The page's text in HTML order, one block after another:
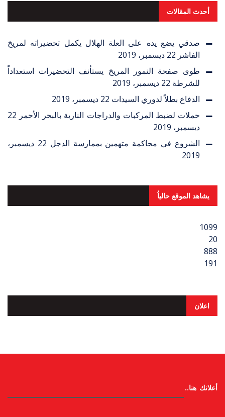
أحدث المقالات
صدقي يضع يده على العلة الهلال يكمل تحضيراته لمريخ
الفاشر 22 ديسمبر، 2019
طوى صفحة النمور المريخ يستأنف التحضيرات استعداداً
للشرطة 22 ديسمبر، 2019
الدفاع بطلاً لدوري السيدات 22 ديسمبر، 2019
حملات لضبط المركبات والدراجات النارية بالبحر الأحمر 22
ديسمبر، 2019
الشروع في محاكمة متهمين بممارسة الدجل
22 ديسمبر،
2019
يشاهد الموقع حالياُ
1099
20
888
191
اعلان
أعلانك هنا..